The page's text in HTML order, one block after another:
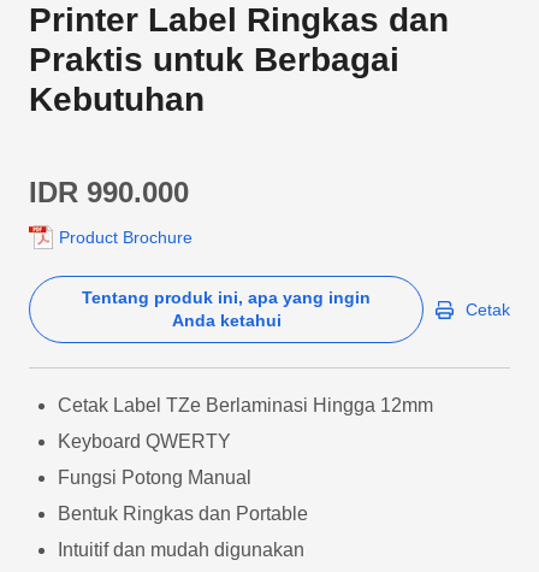
Printer Label Ringkas dan
Praktis untuk Berbagai
Kebutuhan
IDR 990.000
Product Brochure
Tentang produk ini, apa yang ingin
Anda ketahui
Cetak
Cetak Label TZe Berlaminasi Hingga 12mm
Keyboard QWERTY
Fungsi Potong Manual
Bentuk Ringkas dan Portable
Intuitif dan mudah digunakan